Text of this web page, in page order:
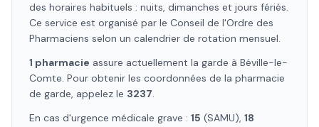
des horaires habituels : nuits, dimanches et jours fériés.
Ce service est organisé par le Conseil de l'Ordre des
Pharmaciens selon un calendrier de rotation mensuel.
1 pharmacie assure actuellement la garde à Béville-le-
Comte. Pour obtenir les coordonnées de la pharmacie
de garde, appelez le 3237.
En cas d'urgence médicale grave : 15 (SAMU), 18